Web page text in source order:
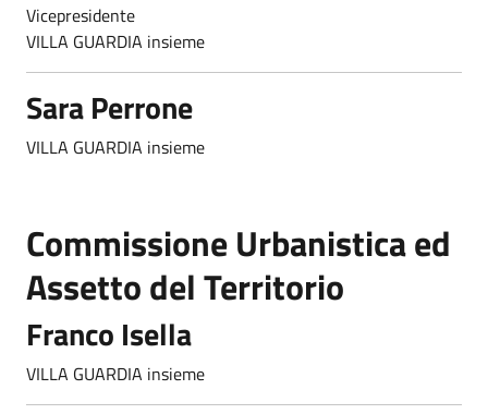
Vicepresidente
VILLA GUARDIA insieme
Sara Perrone
VILLA GUARDIA insieme
Commissione Urbanistica ed
Assetto del Territorio
Franco Isella
VILLA GUARDIA insieme